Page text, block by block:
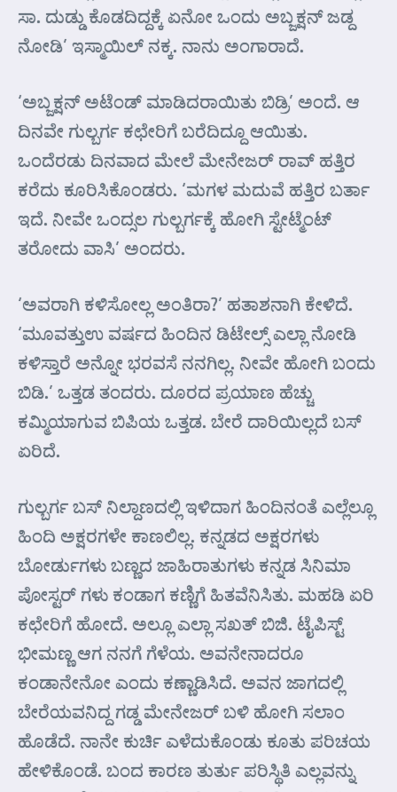
ಸಾ. ದುಡ್ಡು ಕೊಡದಿದ್ದಕ್ಕೆ ಏನೋ ಒಂದು ಅಬ್ಜಕ್ಷನ್ ಜಡ್ದ
ನೋಡಿ’ ಇಸ್ಮಾಯಿಲ್ ನಕ್ಕ. ನಾನು ಅಂಗಾರಾದೆ.
‘ಅಬ್ಜಕ್ಷನ್ ಅಟೆಂಡ್ ಮಾಡಿದರಾಯಿತು ಬಿಡ್ರಿ’ ಅಂದೆ. ಆ
ದಿನವೇ ಗುಲ್ಬರ್ಗ ಕಛೇರಿಗೆ ಬರೆದಿದ್ದೂ ಆಯಿತು.
ಒಂದೆರಡು ದಿನವಾದ ಮೇಲೆ ಮೇನೇಜರ್ ರಾವ್ ಹತ್ತಿರ
ಕರೆದು ಕೂರಿಸಿಕೊಂಡರು. ‘ಮಗಳ ಮದುವೆ ಹತ್ತಿರ ಬರ್ತಾ
ಇದೆ. ನೀವೇ ಒಂದ್ಸಲ ಗುಲ್ಬರ್ಗಕ್ಕೆ ಹೋಗಿ ಸ್ಟೇಟ್ಮೆಂಟ್
ತರೋದು ವಾಸಿ’ ಅಂದರು.
‘ಅವರಾಗಿ ಕಳಿಸೋಲ್ಲ ಅಂತಿರಾ?’ ಹತಾಶನಾಗಿ ಕೇಳಿದೆ.
‘ಮೂವತ್ತುಉ ವರ್ಷದ ಹಿಂದಿನ ಡಿಟೇಲ್ಸ್ ಎಲ್ಲಾ ನೋಡಿ
ಕಳಿಸ್ತಾರೆ ಅನ್ನೋ ಭರವಸೆ ನನಗಿಲ್ಲ. ನೀವೇ ಹೋಗಿ ಬಂದು
ಬಿಡಿ.’ ಒತ್ತಡ ತಂದರು. ದೂರದ ಪ್ರಯಾಣ ಹೆಚ್ಚು
ಕಮ್ಮಿಯಾಗುವ ಬಿಪಿಯ ಒತ್ತಡ. ಬೇರೆ ದಾರಿಯಿಲ್ಲದೆ ಬಸ್
ಏರಿದೆ.
ಗುಲ್ಬರ್ಗ ಬಸ್ ನಿಲ್ದಾಣದಲ್ಲಿ ಇಳಿದಾಗ ಹಿಂದಿನಂತೆ ಎಲ್ಲೆಲ್ಲೂ
ಹಿಂದಿ ಅಕ್ಷರಗಳೇ ಕಾಣಲಿಲ್ಲ. ಕನ್ನಡದ ಅಕ್ಷರಗಳು
ಬೋರ್ಡುಗಳು ಬಣ್ಣದ ಜಾಹಿರಾತುಗಳು ಕನ್ನಡ ಸಿನಿಮಾ
ಪೋಸ್ಟರ್ ಗಳು ಕಂಡಾಗ ಕಣ್ಣಿಗೆ ಹಿತವೆನಿಸಿತು. ಮಹಡಿ ಏರಿ
ಕಛೇರಿಗೆ ಹೋದೆ. ಅಲ್ಲೂ ಎಲ್ಲಾ ಸಖತ್ ಬಿಜಿ. ಟೈಪಿಸ್ಟ್
ಭೀಮಣ್ಣ ಆಗ ನನಗೆ ಗೆಳೆಯ. ಅವನೇನಾದರೂ
ಕಂಡಾನೇನೋ ಎಂದು ಕಣ್ಣಾಡಿಸಿದೆ. ಅವನ ಜಾಗದಲ್ಲಿ
ಬೇರೆಯವನಿದ್ದ ಗಡ್ಡ ಮೇನೇಜರ್ ಬಳಿ ಹೋಗಿ ಸಲಾಂ
ಹೊಡೆದೆ. ನಾನೇ ಕುರ್ಚಿ ಎಳೆದುಕೊಂಡು ಕೂತು ಪರಿಚಯ
ಹೇಳಿಕೊಂಡೆ. ಬಂದ ಕಾರಣ ತುರ್ತು ಪರಿಸ್ಥಿತಿ ಎಲ್ಲವನ್ನು